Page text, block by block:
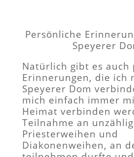
Persönliche
Speyerer
Natürlich gibt es auch
Erinnerungen, die ich
Speyerer Dom
mich einfach immer
Heimat verbinden
Teilnahme an
Priesterweihen und
Diakonenweihen, an